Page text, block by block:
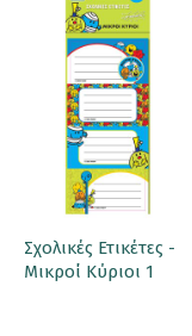
Σχολικές Ετικέτες -
Μικροί Κύριοι 1